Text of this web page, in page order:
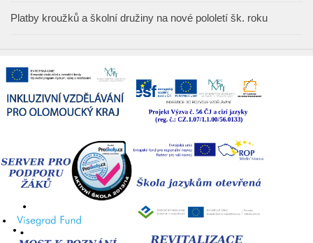
Platby kroužků a školní družiny na nové pololetí šk. roku